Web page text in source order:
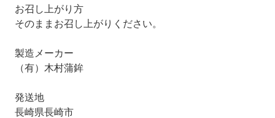
お召し上がり方
そのままお召し上がりください。
製造メーカー
（有）木村蒲鉾
発送地
長崎県長崎市